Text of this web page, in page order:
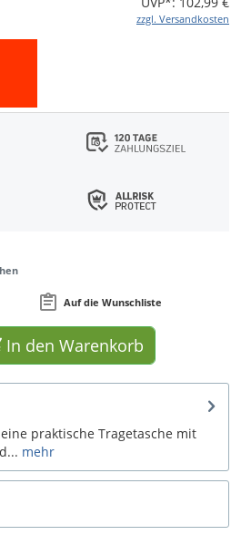
zzgl. Versandkosten
Auf die Wunschliste
In den Warenkorb
praktische Tragetasche mit
mehr